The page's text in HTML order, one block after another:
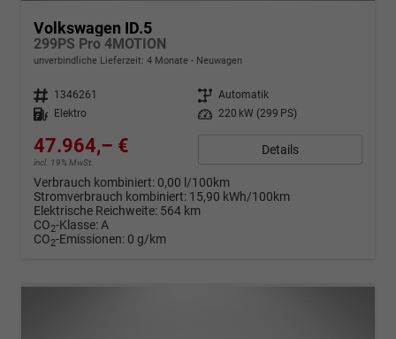
Volkswagen ID.5
299PS Pro 4MOTION
unverbindliche Lieferzeit: 4 Monate Neuwagen
Fahrzeugnr. 1346261 Getriebe Automatik
Kraftstoff
Elektro Leistung 220 kW (299 PS)
47.964,– €
incl. 19% MwSt.
Details
Verbrauch kombiniert: 0,00 l/100km
Stromverbrauch kombiniert: 15,90 kWh/100km
Elektrische Reichweite: 564 km
CO2-Klasse:A
CO2-Emissionen: 0 g/km